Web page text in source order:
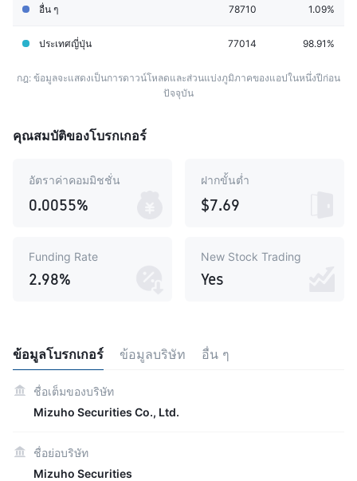
อื่น ๆ 78710 1.09%
ประเทศญี่ปุ่น 77014 98.91%
กฎ: ข้อมูลจะแสดงเป็นการดาวน์โหลดและส่วนแบ่งภูมิภาคของแอปในหนึ่งปีก่อน
ปัจจุบัน
คุณสมบัติของโบรกเกอร์
อัตราค่าคอมมิชชั่น
0.0055%
ฝากขั้นต่ำ
$7.69
Funding Rate
2.98%
New Stock Trading
Yes
ข้อมูลโบรกเกอร์ ข้อมูลบริษัท อื่น ๆ
ชื่อเต็มของบริษัท
Mizuho Securities Co., Ltd.
ชื่อย่อบริษัท
Mizuho Securities